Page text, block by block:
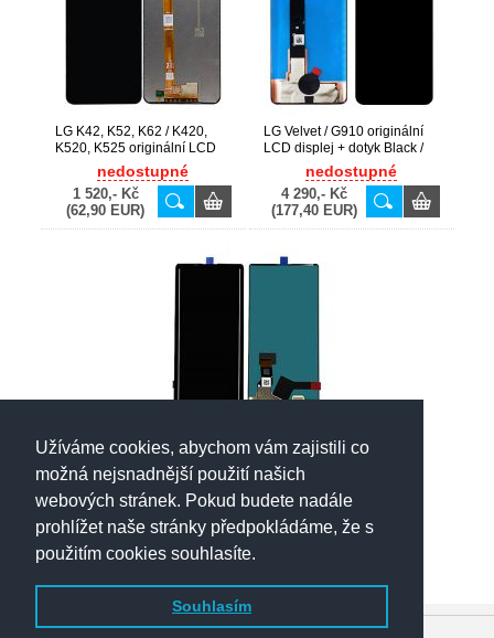
Užíváme cookies, abychom vám zajistili co
možná nejsnadnější použití našich
webových stránek. Pokud budete nadále
prohlížet naše stránky předpokládáme, že s
použitím cookies souhlasíte.
Souhlasím
LG K42, K52, K62 / K420,
K520, K525 originální LCD
displej + dotyk Black / černý
nedostupné
1 520,- Kč
(62,90 EUR)
LG Velvet / G910 originální
LCD displej + dotyk Black /
nedostupné
4 290,- Kč
(177,40 EUR)
LG Wing / F100 originální
LCD displej + dotyk Black /
černý
nedostupné
(183,10 EUR)